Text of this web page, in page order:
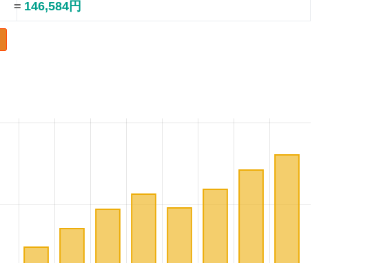
= 146,584円